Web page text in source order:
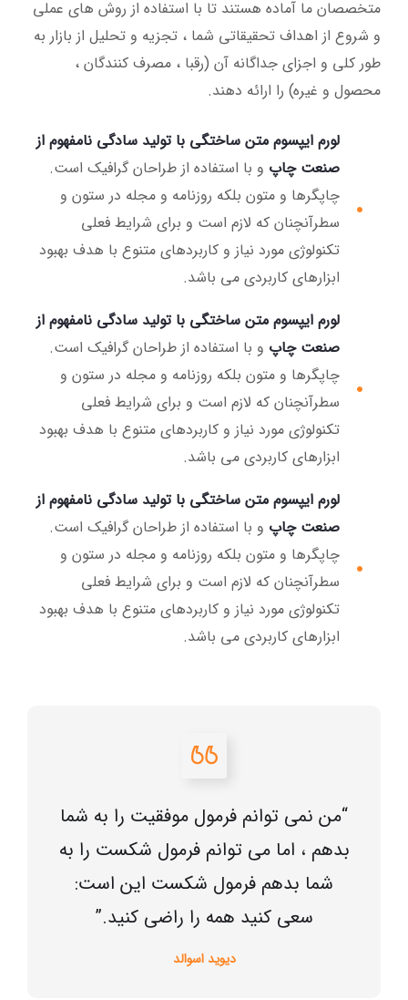
متخصصان ما آماده هستند تا با استفاده از روش های عملی
و شروع از اهداف تحقیقاتی شما ، تجزیه و تحلیل از بازار به
طور کلی و اجزای جداگانه آن (رقبا ، مصرف کنندگان ،
محصول و غیره) را ارائه دهند.
لورم ایپسوم متن ساختگی با تولید سادگی نامفهوم از
صنعت چاپ و با استفاده از طراحان گرافیک است.
چاپگرها و متون بلکه روزنامه و مجله در ستون و
سطرآنچنان که لازم است و برای شرایط فعلی
تکنولوژی مورد نیاز و کاربردهای متنوع با هدف بهبود
ابزارهای کاربردی می باشد.
لورم ایپسوم متن ساختگی با تولید سادگی نامفهوم از
صنعت چاپ و با استفاده از طراحان گرافیک است.
چاپگرها و متون بلکه روزنامه و مجله در ستون و
سطرآنچنان که لازم است و برای شرایط فعلی
تکنولوژی مورد نیاز و کاربردهای متنوع با هدف بهبود
ابزارهای کاربردی می باشد.
لورم ایپسوم متن ساختگی با تولید سادگی نامفهوم از
صنعت چاپ و با استفاده از طراحان گرافیک است.
چاپگرها و متون بلکه روزنامه و مجله در ستون و
سطرآنچنان که لازم است و برای شرایط فعلی
تکنولوژی مورد نیاز و کاربردهای متنوع با هدف بهبود
ابزارهای کاربردی می باشد.
“من نمی توانم فرمول موفقیت را به شما
بدهم ، اما می توانم فرمول شکست را به
شما بدهم فرمول شکست این است:
سعی کنید همه را راضی کنید.”
دیوید اسوالد